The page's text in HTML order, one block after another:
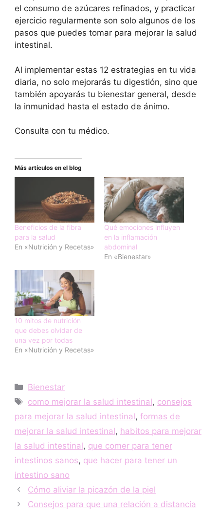
el consumo de azúcares refinados, y practicar
ejercicio regularmente son solo algunos de los
pasos que puedes tomar para mejorar la salud
intestinal.
Al implementar estas 12 estrategias en tu vida
diaria, no solo mejorarás tu digestión, sino que
también apoyarás tu bienestar general, desde
la inmunidad hasta el estado de ánimo.
Consulta con tu médico.
Más artículos en el blog
Beneficios de la fibra
para la salud
En «Nutrición y Recetas»
Qué emociones influyen
en la inflamación
abdominal
En «Bienestar»
10 mitos de nutrición
que debes olvidar de
una vez por todas
En «Nutrición y Recetas»
Categorías
Bienestar
Etiquetas
como mejorar la salud intestinal, consejos
para mejorar la salud intestinal, formas de
mejorar la salud intestinal, habitos para mejorar
la salud intestinal, que comer para tener
intestinos sanos, que hacer para tener un
intestino sano
Cómo aliviar la picazón de la piel
Consejos para que una relación a distancia